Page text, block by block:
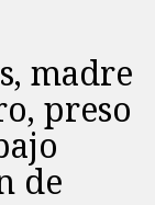
madre
preso
de